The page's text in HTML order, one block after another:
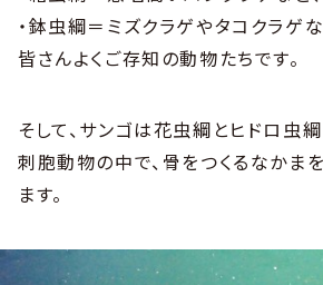
・鉢虫綱＝ミズクラゲやタコクラゲな
皆さんよくご存知の動物たちです。
そして、サンゴは花虫綱とヒドロ虫
刺胞動物の中で、骨をつくるなかま
ます。